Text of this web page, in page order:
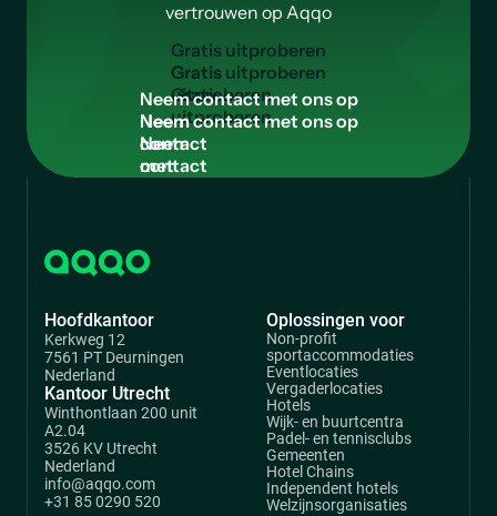
vertrouwen op Aqqo
Gratisuitproberen
Gratis
uitproberen
Neemcontactmetonsop
Neem
contact
met
Hoofdkantoor
Kerkweg 12
7561 PT Deurningen
Nederland
Kantoor Utrecht
Winthontlaan 200 unit
A2.04
3526 KV Utrecht
Nederland
info@aqqo.com
+31 85 0290 520
Oplossingen voor
Non-profit
sportaccommodaties
Eventlocaties
Vergaderlocaties
Hotels
Wijk- en buurtcentra
Padel- en tennisclubs
Gemeenten
Hotel Chains
Independent hotels
Welzijnsorganisaties